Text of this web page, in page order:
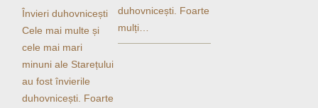
Învieri duhovnicești
Cele mai multe și
cele mai mari
minuni ale Starețului
au fost învierile
duhovnicești. Foarte
duhovnicești. Foarte
mulți…